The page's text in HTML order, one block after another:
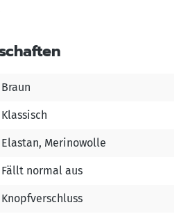
Braun
Klassisch
Elastan, Merinowolle
Fällt normal aus
Knopfverschluss